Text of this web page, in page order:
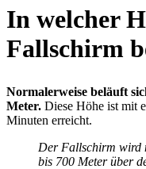
In welcher
Fallschirm
Normalerweise beläuft
Meter. Diese Höhe ist mit
Minuten erreicht.
Der Fallschirm wird
bis 700 Meter über